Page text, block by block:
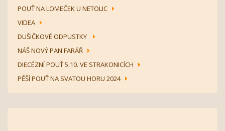
POUŤ NA LOMEČEK U NETOLIC
VIDEA
DUŠIČKOVÉ ODPUSTKY
NÁŠ NOVÝ PAN FARÁŘ
DIECÉZNÍ POUŤ 5.10. VE STRAKONICÍCH
PĚŠÍ POUŤ NA SVATOU HORU 2024